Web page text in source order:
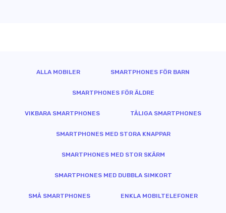
ALLA MOBILER SMARTPHONES FÖR BARN
SMARTPHONES FÖR ÄLDRE
VIKBARA SMARTPHONES TÅLIGA SMARTPHONES
SMARTPHONES MED STORA KNAPPAR
SMARTPHONES MED STOR SKÄRM
SMARTPHONES MED DUBBLA SIMKORT
SMÅ SMARTPHONES ENKLA MOBILTELEFONER